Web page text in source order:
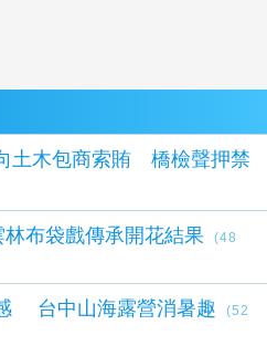
土木包商索賄 橋檢聲押禁
布袋戲傳承開花結果
(48
森林與濱海夏季涼感 台中山海露營消暑趣
(52